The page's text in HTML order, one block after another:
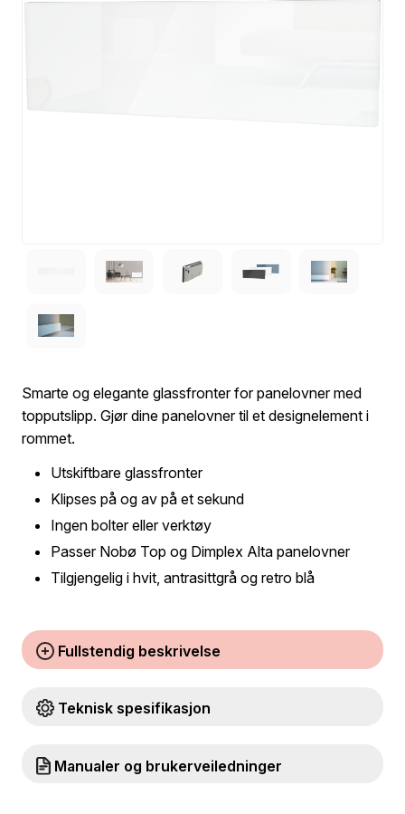
Smarte og elegante glassfronter for panelovner med
topputslipp. Gjør dine panelovner til et designelement i
rommet.
Utskiftbare glassfronter
Klipses på og av på et sekund
Ingen bolter eller verktøy
Passer Nobø Top og Dimplex Alta panelovner
Tilgjengelig i hvit, antrasittgrå og retro blå
Fullstendig beskrivelse
Teknisk spesifikasjon
Manualer og brukerveiledninger